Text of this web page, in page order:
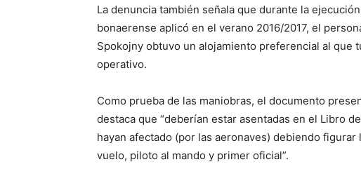
La denuncia también señala que durante la
bonaerense aplicó en el verano 2016/2017, el
Spokojny obtuvo un alojamiento preferencial al que
operativo.
Como prueba de las maniobras, el documento
destaca que “deberían estar asentadas en el Libro
hayan afectado (por las aeronaves) debiendo
vuelo, piloto al mando y primer oficial”.